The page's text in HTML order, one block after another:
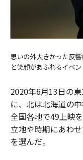
思いの外大きかった反
と笑顔があふれるイベ
2020年6月13日の
に、北は北海道の
全国各地で49上映
立地や時期にあわ
を選んだ。